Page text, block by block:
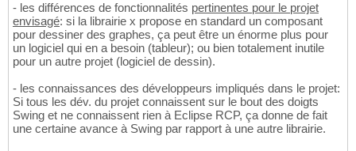
- les différences de fonctionnalités pertinentes pour le projet
envisagé: si la librairie x propose en standard un composant
pour dessiner des graphes, ça peut être un énorme plus pour
un logiciel qui en a besoin (tableur); ou bien totalement inutile
pour un autre projet (logiciel de dessin).
- les connaissances des développeurs impliqués dans le projet:
Si tous les dév. du projet connaissent sur le bout des doigts
Swing et ne connaissent rien à Eclipse RCP, ça donne de fait
une certaine avance à Swing par rapport à une autre librairie.